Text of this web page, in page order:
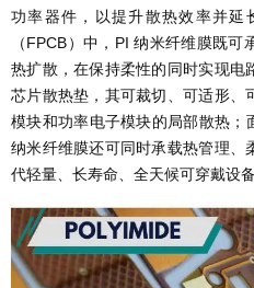
功率器件，以提升散热效率并延
（FPCB）中，PI 纳米纤维膜既
热扩散，在保持柔性的同时实现电
芯片散热垫，其可裁切、可适形、
模块和功率电子模块的局部散热；
纳米纤维膜还可同时承载热管理、
代轻量、长寿命、全天候可穿戴设